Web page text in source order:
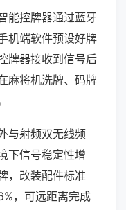
能控牌器通过蓝牙
机端软件预设好牌
牌器接收到信号后
麻将机洗牌、码牌
与射频双无线频
下信号稳定性增
，改装配件标准
，可远距离完成